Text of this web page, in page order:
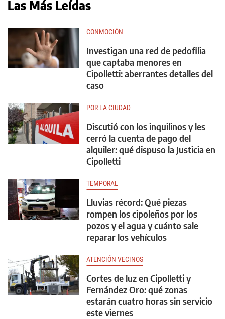
Las Más Leídas
CONMOCIÓN
Investigan una red de pedofilia
que captaba menores en
Cipolletti: aberrantes detalles del
caso
POR LA CIUDAD
Discutió con los inquilinos y les
cerró la cuenta de pago del
alquiler: qué dispuso la Justicia en
Cipolletti
TEMPORAL
Lluvias récord: Qué piezas
rompen los cipoleños por los
pozos y el agua y cuánto sale
reparar los vehículos
ATENCIÓN VECINOS
Cortes de luz en Cipolletti y
Fernández Oro: qué zonas
estarán cuatro horas sin servicio
este viernes